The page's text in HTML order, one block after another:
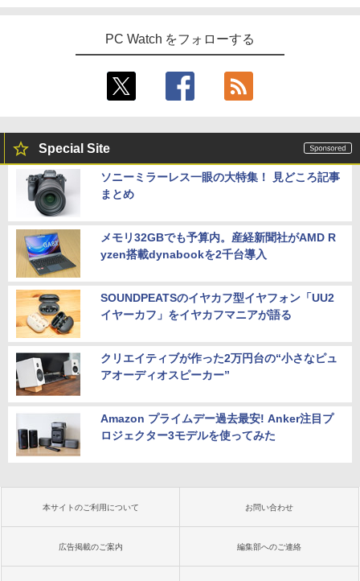
PC Watch をフォローする
Special Site
ソニーミラーレス一眼の大特集！ 見どころ記事
まとめ
メモリ32GBでも予算内。産経新聞社がAMD R
yzen搭載dynabookを2千台導入
SOUNDPEATSのイヤカフ型イヤフォン「UU2
イヤーカフ」をイヤカフマニアが語る
クリエイティブが作った2万円台の“小さなピュ
アオーディオスピーカー”
Amazon プライムデー過去最安! Anker注目プ
ロジェクター3モデルを使ってみた
本サイトのご利用について お問い合わせ
広告掲載のご案内 編集部へのご連絡